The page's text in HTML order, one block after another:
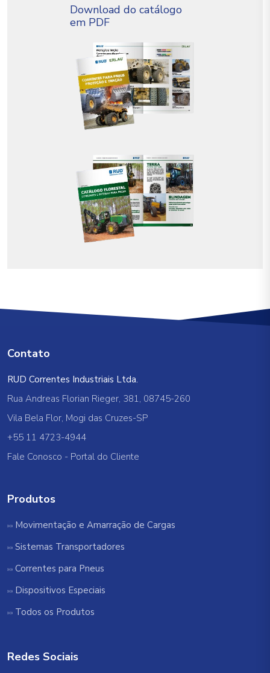
Download do catálogo
em PDF
Contato
RUD Correntes Industriais Ltda.
Rua Andreas Florian Rieger, 381, 08745-260
Vila Bela Flor, Mogi das Cruzes-SP
+55 11 4723-4944
Fale Conosco - Portal do Cliente
Produtos
Movimentação e Amarração de Cargas
Sistemas Transportadores
Correntes para Pneus
Dispositivos Especiais
Todos os Produtos
Redes Sociais